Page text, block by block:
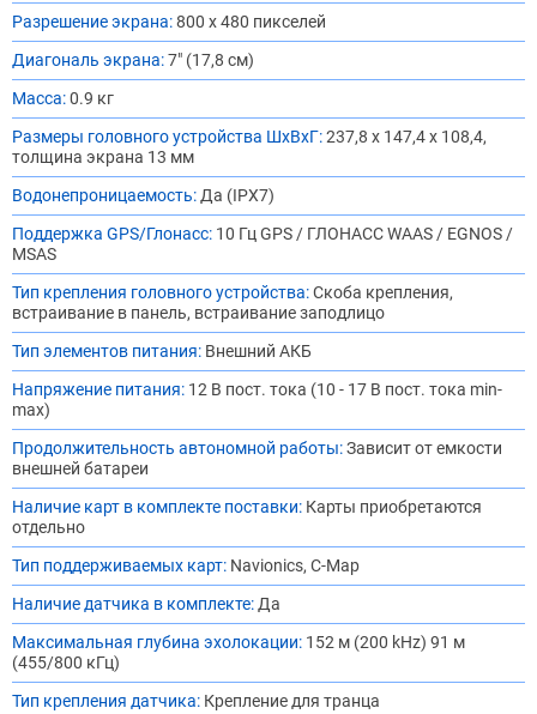
Разрешение экрана:800 x 480 пикселей
Диагональ экрана:7" (17,8 см)
Масса:0.9 кг
Размеры головного устройства ШхВхГ:237,8 х 147,4 х 108,4,
толщина экрана 13 мм
Водонепроницаемость: Да (IPX7)
Поддержка GPS/Глонасс: 10 Гц GPS / ГЛОНАСС WAAS / EGNOS /
MSAS
Тип крепления головного устройства:Скоба крепления,
встраивание в панель, встраивание заподлицо
Тип элементов питания: Внешний АКБ
Напряжение питания: 12 В пост. тока (10 - 17 В пост. тока min-
max)
Продолжительность автономной работы:Зависит от емкости
внешней батареи
Наличие карт в комплекте поставки: Карты приобретаются
отдельно
Тип поддерживаемых карт: Navionics, C-Map
Наличие датчика в комплекте: Да
Максимальная глубина эхолокации: 152 м (200 kHz) 91 м
(455/800 кГц)
Тип крепления датчика: Крепление для транца